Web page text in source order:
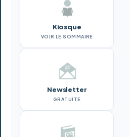
Kiosque
VOIR LE SOMMAIRE
Newsletter
GRATUITE